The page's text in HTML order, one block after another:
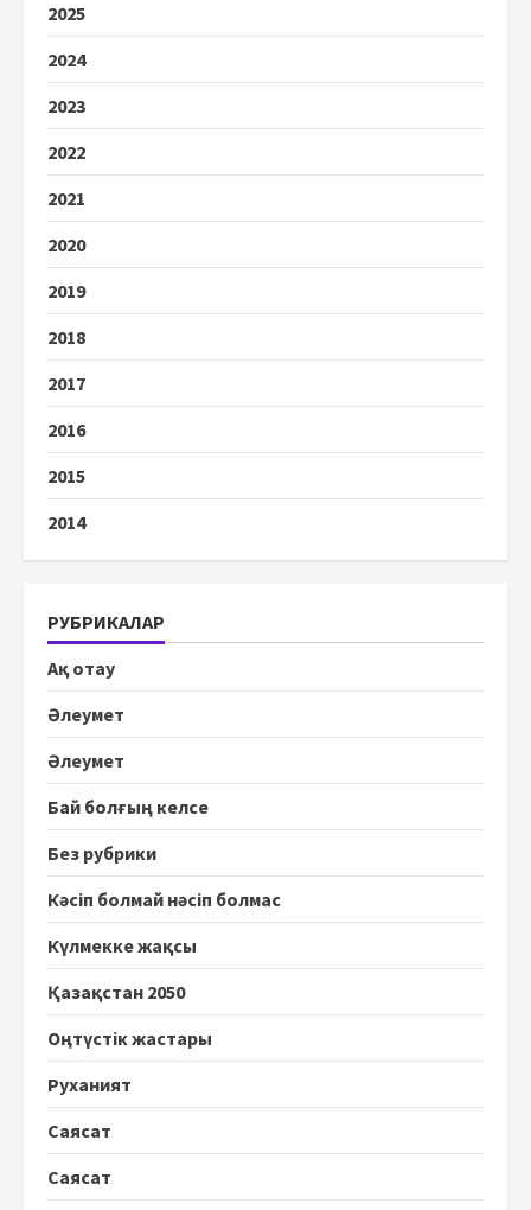
2025
2024
2023
2022
2021
2020
2019
2018
2017
2016
2015
2014
РУБРИКАЛАР
Ақ отау
Әлеумет
Әлеумет
Бай болғың келсе
Без рубрики
Кәсіп болмай нәсіп болмас
Күлмекке жақсы
Қазақстан 2050
Оңтүстік жастары
Руханият
Саясат
Саясат